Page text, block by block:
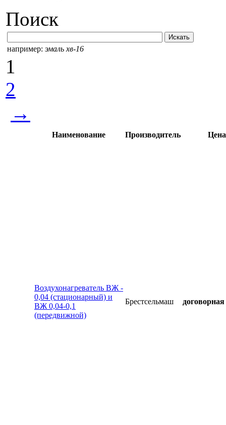
Поиск
например: эмаль хв-16
1
2
→
Наименование Производитель Цена
Воздухонагреватель ВЖ -
0,04 (стационарный) и
ВЖ 0,04-0,1
(передвижной)
Брестсельмаш договорная